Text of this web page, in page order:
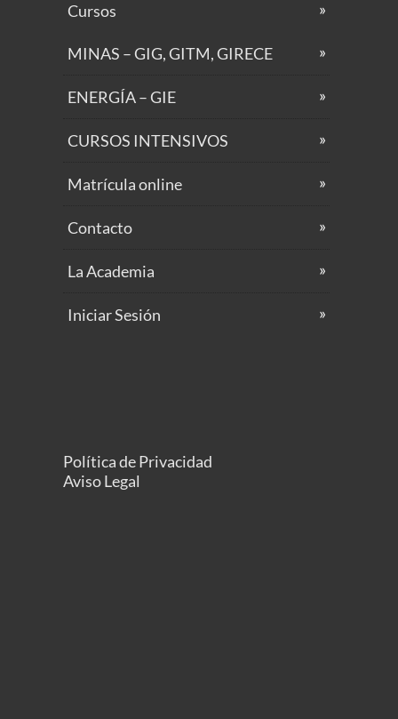
Cursos
MINAS – GIG, GITM, GIRECE
ENERGÍA – GIE
CURSOS INTENSIVOS
Matrícula online
Contacto
La Academia
Iniciar Sesión
Política de Privacidad
Aviso Legal